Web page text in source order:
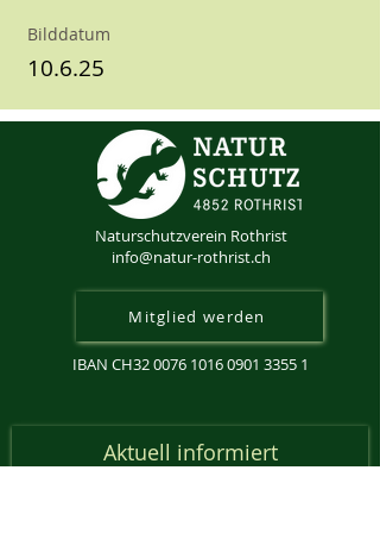
Bilddatum
10.6.25
Naturschutzverein Rothrist
info@natur-rothrist.ch
Mitglied werden
IBAN CH320076 1016 0901 3355 1
Aktuell informiert